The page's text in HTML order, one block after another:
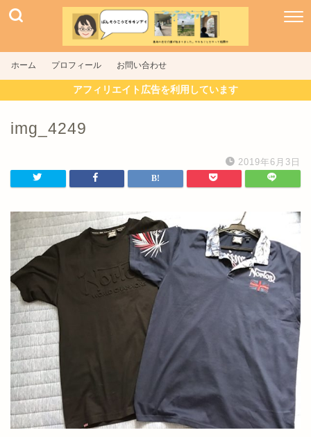
ホーム プロフィール お問い合わせ
アフィリエイト広告を利用しています
img_4249
2019年6月3日